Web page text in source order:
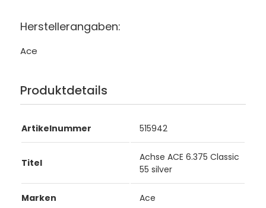
Herstellerangaben:
Ace
Produktdetails
Artikelnummer 515942
Titel
Achse ACE 6.375 Classic
55 silver
Marken Ace